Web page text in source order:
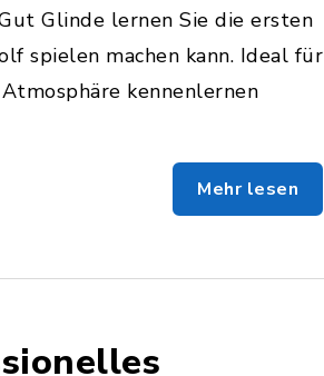
Glinde lernen Sie die ersten
spielen machen kann. Ideal für
kennenlernen
Mehr lesen